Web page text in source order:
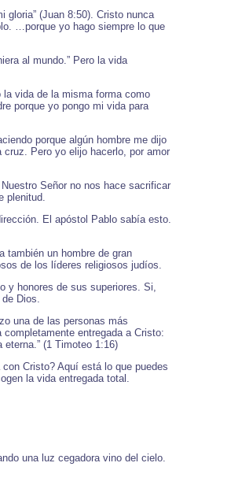
gloria” (Juan 8:50). Cristo nunca
…porque yo hago siempre lo que
al mundo.” Pero la vida
vida de la misma forma como
porque yo pongo mi vida para
porque algún hombre me dijo
Pero yo elijo hacerlo, por amor
Señor no nos hace sacrificar
plenitud.
El apóstol Pablo sabía esto.
también un hombre de gran
de los líderes religiosos judíos.
y honores de sus superiores. Si,
Dios.
una de las personas más
entregada a Cristo:
(1 Timoteo 1:16)
Cristo? Aquí está lo que puedes
la vida entregada total.
una luz cegadora vino del cielo.